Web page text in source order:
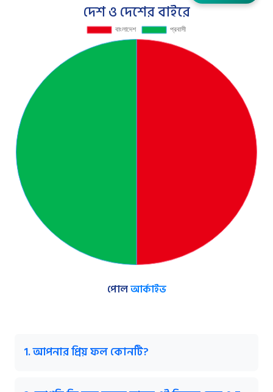
দেশ ও দেশের বাইরে
পোলআর্কাইভ
1. আপনার প্রিয় ফল কোনটি?